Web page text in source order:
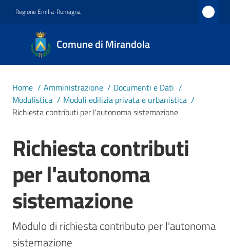
Regione Emilia-Romagna
Comune di Mirandola
Comune
di
Mirandola
1597
Menu selezionato
Servizi
Vivere
Mirandola
Menu selezionato
Home / Amministrazione / Documenti e Dati /
Modulistica / Moduli edilizia privata e urbanistica /
Richiesta contributi per l'autonoma sistemazione
Salta al contenuto
Richiesta contributi
per l'autonoma
sistemazione
Modulo di richiesta contributo per l'autonoma
sistemazione